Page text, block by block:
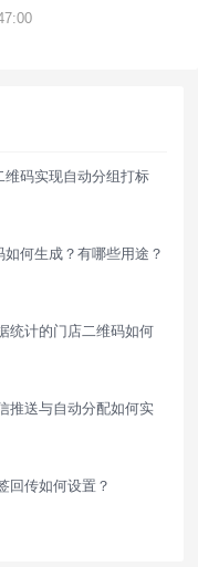
；可以实现企微客服发送
码实现自动分组打标
何生成？有哪些用途？
统计的门店二维码如何
推送与自动分配如何实
回传如何设置？